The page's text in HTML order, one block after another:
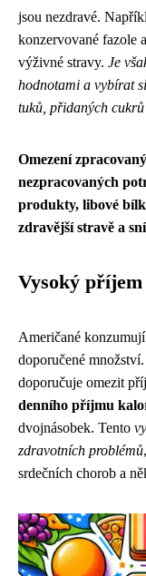
jsou nezdravé.
konzervované fazole
výživné stravy. Je
hodnotami a vybírat
tuků, přidaných
Omezení
nezpracovaných
produkty, libové
zdravější stravě a
Vysoký
Američané
doporučené
doporučuje omezit
denního příjmu
dvojnásobek. Tento
zdravotních problémů
srdečních chorob a